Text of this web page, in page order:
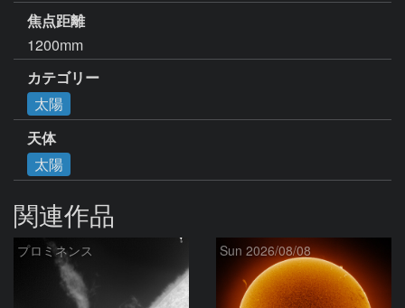
焦点距離
1200mm
カテゴリー
太陽
天体
太陽
関連作品
プロミネンス Sun 2026/08/08